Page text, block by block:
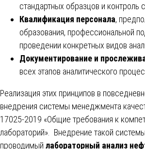
стандартных образцов и контроль
Квалификация персонала,
образования, профессиональной
проведении конкретных видов
Документирование и
всех этапов аналитического
Реализация этих принципов в
внедрения системы менеджмента
17025-2019 «Общие требования к
лабораторий». Внедрение такой
проводимый лабораторный анализ